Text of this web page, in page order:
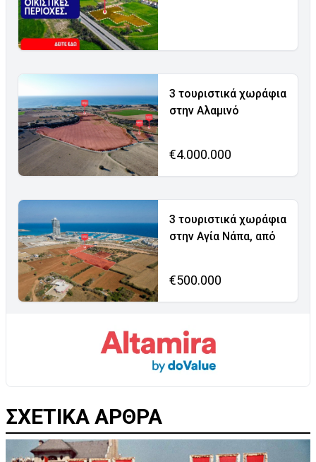
3 τουριστικά χωράφια
στην Αλαμινό
€4.000.000
3 τουριστικά χωράφια
στην Αγία Νάπα, από
€500.000
ΣΧΕΤΙΚΑ ΑΡΘΡΑ